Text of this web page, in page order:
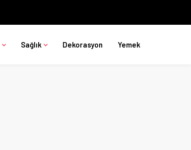
Sağlık Dekorasyon Yemek